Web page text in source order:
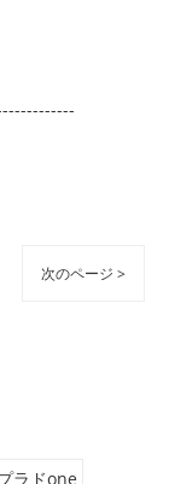
次のページ >
ラドone